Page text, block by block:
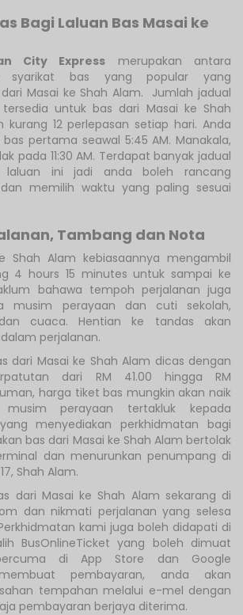
Bagi Laluan Bas Masai ke
City Express merupakan antara
syarikat bas yang popular yang
Masai ke Shah Alam. Jumlah jadual
untuk bas dari Masai ke Shah
kurang 12 perlepasan setiap hari. Anda
pertama seawal 5:45 AM. Manakala,
pada 11:30 AM. Terdapat banyak jadual
laluan ini jadi anda boleh rancang
memilih waktu yang paling sesuai
Tambang dan Nota
Shah Alam kebiasaannya mengambil
4 hours 15 minutes untuk sampai ke
bahawa tempoh perjalanan juga
musim perayaan dan cuti sekolah,
cuaca. Hentian ke tandas akan
perjalanan.
dari Masai ke Shah Alam dicas dengan
dari RM 41.00 hingga RM
harga tiket bas mungkin akan naik
perayaan tertakluk kepada
menyediakan perkhidmatan bagi
bas dari Masai ke Shah Alam bertolak
dan menurunkan penumpang di
Shah Alam.
dari Masai ke Shah Alam sekarang di
dan nikmati perjalanan yang selesa
kami juga boleh didapati di
BusOnlineTicket yang boleh dimuat
di App Store dan Google
pembayaran, anda akan
tempahan melalui e-mel dengan
pembayaran berjaya diterima.